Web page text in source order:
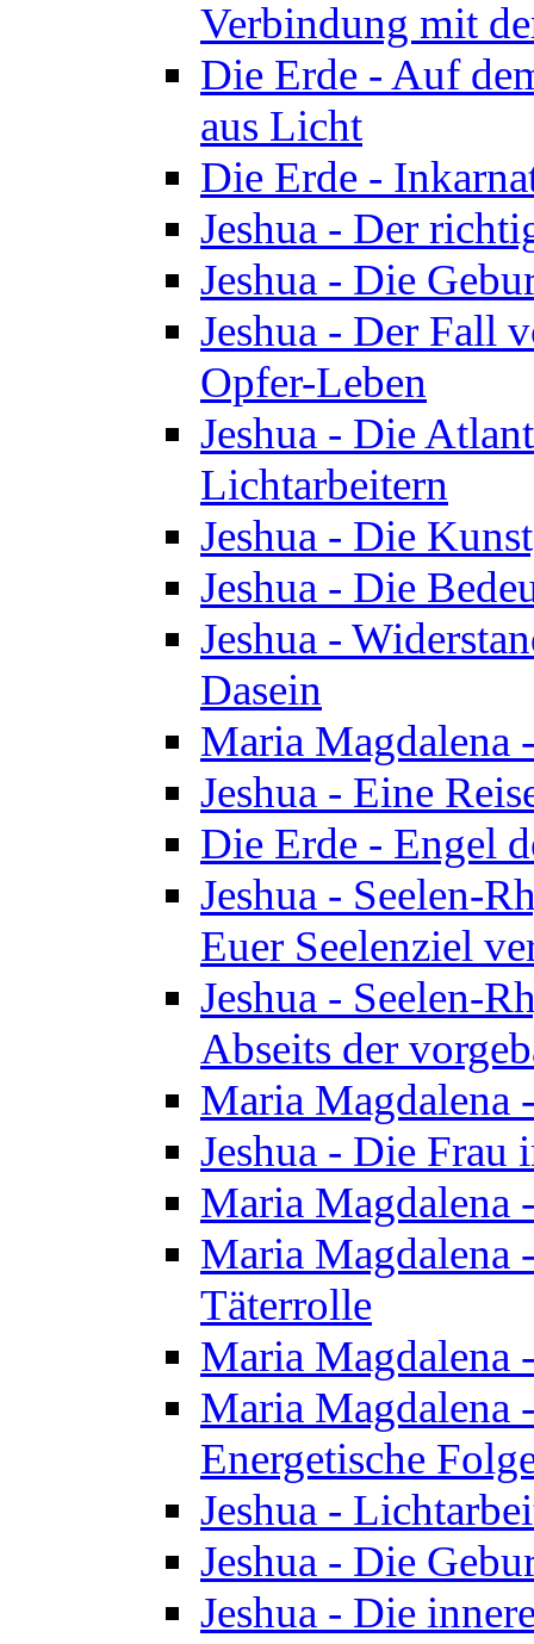
Verbindung mit
Die Erde - Auf
aus Licht
Die Erde -
Jeshua - Der
Jeshua - Die
Jeshua - Der Fall
Opfer-Leben
Jeshua - Die
Lichtarbeitern
Jeshua - Die
Jeshua - Die
Jeshua -
Dasein
Maria Magdalena
Jeshua - Eine
Die Erde - Engel
Jeshua - Seelen-
Euer Seelenziel
Jeshua - Seelen-
Abseits der
Maria Magdalena
Jeshua - Die Frau
Maria Magdalena
Maria Magdalena
Täterrolle
Maria Magdalena
Maria Magdalena
Energetische
Jeshua -
Jeshua - Die
Jeshua - Die